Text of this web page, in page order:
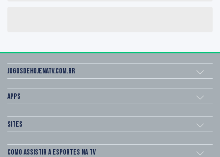
Jogosdehojenatv.com.br
Apps
Sites
Como assistir a esportes na TV